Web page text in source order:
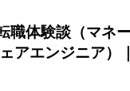
職体験談（マネ
アエンジニア）